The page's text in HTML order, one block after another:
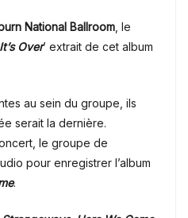
National Ballroom , le
Over’ extrait de cet album
au sein du groupe, ils
serait la dernière.
le groupe de
pour enregistrer l’album
.